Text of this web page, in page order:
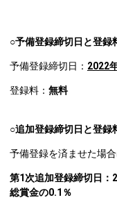
○予備登録締切日と登録
予備登録締切日： 2022
登録料： 無料
○追加登録締切日と登録
予備登録を済ませた場
第1次追加登録締切日：
総賞金の0.1％